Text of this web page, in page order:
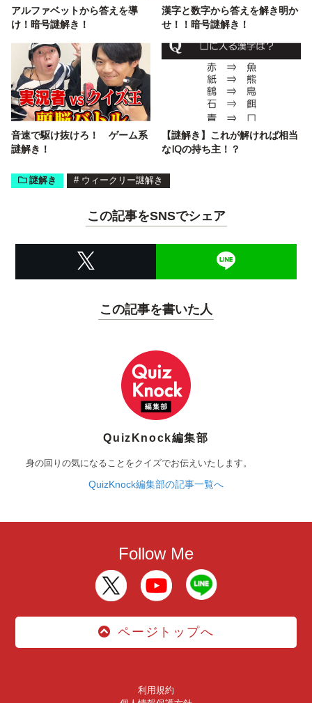
アルファベットから答えを導
け！暗号謎解き！
漢字と数字から答えを解き明か
せ！！暗号謎解き！
音速で駆け抜けろ！ ゲーム系
謎解き！
【謎解き】これが解ければ相当
なIQの持ち主！？
謎解き # ウィークリー謎解き
この記事をSNSでシェア
この記事を書いた人
QuizKnock編集部
身の回りの気になることをクイズでお伝えいたします。
QuizKnock編集部の記事一覧へ
Follow Me
ページトップへ
利用規約